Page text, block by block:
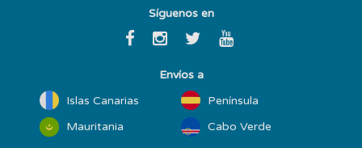
Síguenos en
Envíos a
Islas Canarias
Península
Mauritania
Cabo Verde